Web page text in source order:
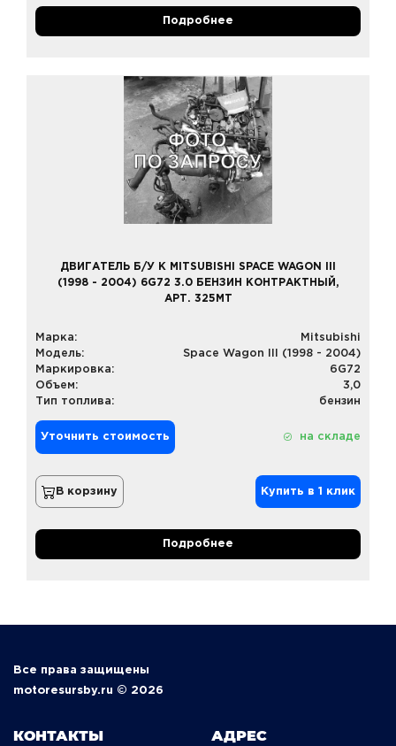
Подробнее
ДВИГАТЕЛЬ Б/У К MITSUBISHI SPACE WAGON III
(1998 - 2004) 6G72 3.0 БЕНЗИН КОНТРАКТНЫЙ,
АРТ. 325MT
Марка:
Mitsubishi
Модель:
Space Wagon III (1998 - 2004)
Маркировка:
6G72
Объем:
3,0
Тип топлива:
бензин
Уточнить стоимость на складе
В корзину Купить в 1 клик
Подробнее
Все права защищены
motoresursby.ru © 2026
КОНТАКТЫ АДРЕС